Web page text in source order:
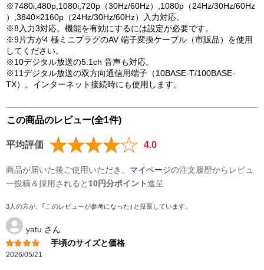
※7480i,480p,1080i,720p（30Hz/60Hz）,1080p（24Hz/30Hz/60Hz
）,3840×2160p（24Hz/30Hz/60Hz）入力対応。
※8入力3対応。機能を有効にするには設定が必要です。
※9片方が4 極ミニプラグのAV 端子変換ケーブル（市販品）を使用
してください。
※10デジタル放送の5.1ch 音声も対応。
※11デジタル放送の双方向通信用端子（10BASE-T/100BASE-
TX）。インターネット接続時にも使用します。
この商品のレビュー(全1件)
平均評価 4.0
商品が届いた後ご使用いただき、 マイページの注文履歴からレビュ
ー投稿＆採用されると 10円分ポイント進呈
3人の方が、｢このレビューが参考になった｣と投票しています。
yatu さん
手頃のサイズと価格
2026/05/21